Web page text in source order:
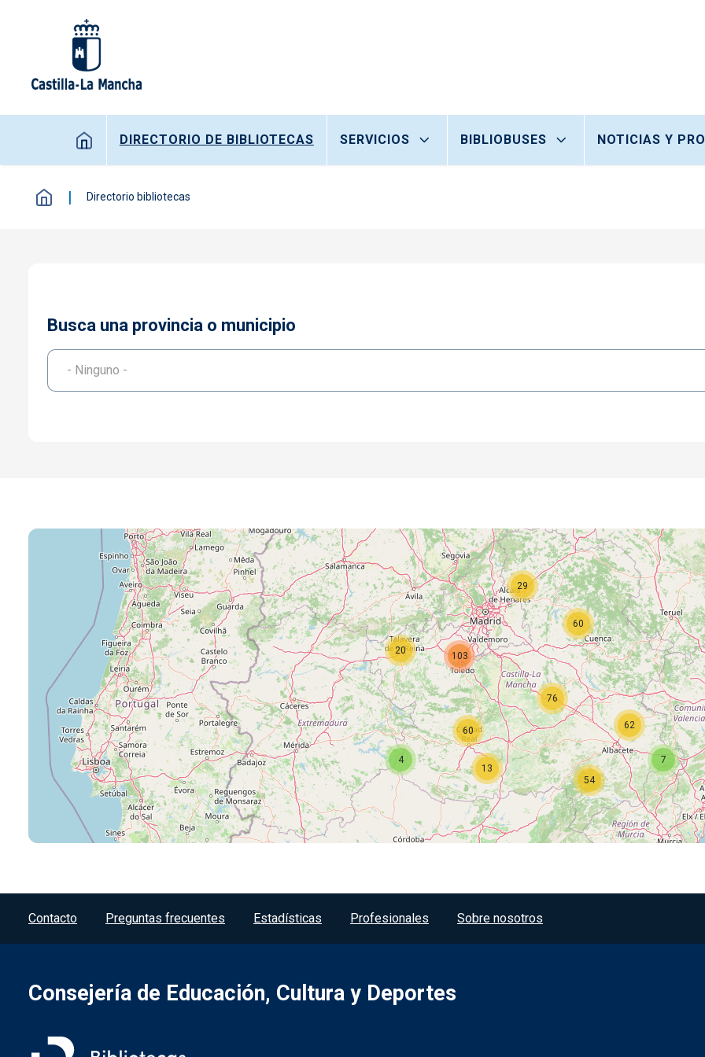
Navegación principal
DIRECTORIO DE BIBLIOTECAS SERVICIOS BIBLIOBUSES NOTICIAS Y
Directorio bibliotecas
Busca una provincia o municipio
- Ninguno -
7
4
20
13
29
54
62
60
103
60
76
Menú del pie
Contacto Preguntas frecuentes Estadísticas Profesionales Sobre nosotros
Consejería de Educación, Cultura y Deportes